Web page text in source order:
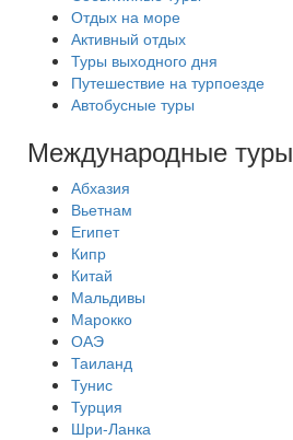
Отдых на море
Активный отдых
Туры выходного дня
Путешествие на турпоезде
Автобусные туры
Международные туры
Абхазия
Вьетнам
Египет
Кипр
Китай
Мальдивы
Марокко
ОАЭ
Таиланд
Тунис
Турция
Шри-Ланка